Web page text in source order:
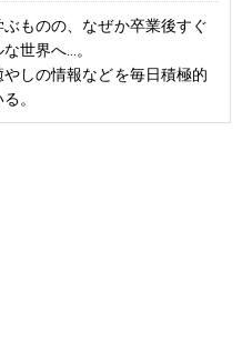
ものの、なぜか卒業後すぐ
世界へ…。
しの情報などを毎日積極的
。